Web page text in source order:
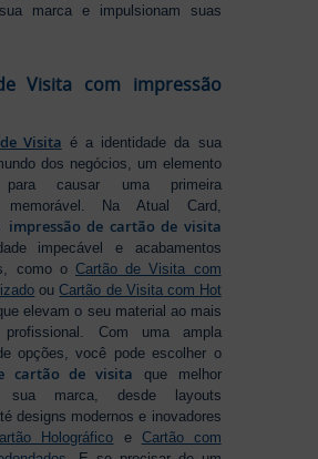
marca e impulsionam suas
Visita com impressão
Visita é a identidade da sua
dos negócios, um elemento
para causar uma primeira
memorável. Na Atual Card,
impressão de cartão de visita
impecável e acabamentos
como o Cartão de Visita com
ouCartão de Visita com Hot
elevam o seu material ao mais
Com uma ampla
opções, você pode escolher o
cartão de visita que melhor
sua marca, desde layouts
designs modernos e inovadores
Holográfico e Cartão com